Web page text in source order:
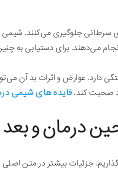
سرطانی جلوگیری می‌کنند. شیمی
می‌دهند. برای دستیابی به
دارد. عوارض و اثرات بد آن
صحبت کند.فایده های شیمی
درمان و بعد
جزئیات بیشتر در متن